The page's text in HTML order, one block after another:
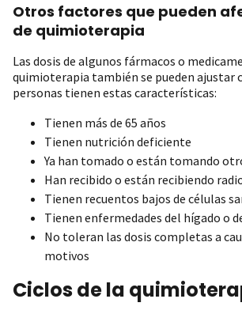
Otros factores que pueden
de quimioterapia
Las dosis de algunos fármacos o
quimioterapia también se pueden ajustar
personas tienen estas características:
Tienen más de 65 años
Tienen nutrición deficiente
Ya han tomado o están tomando
Han recibido o están recibiendo
Tienen recuentos bajos de células
Tienen enfermedades del hígado o
No toleran las dosis completas a
motivos
Ciclos de la